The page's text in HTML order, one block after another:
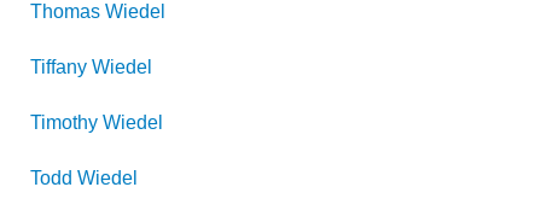
Thomas Wiedel
Tiffany Wiedel
Timothy Wiedel
Todd Wiedel